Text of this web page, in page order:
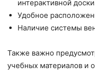
интерактивной
Удобное
Наличие системы
Также важно
учебных материалов и